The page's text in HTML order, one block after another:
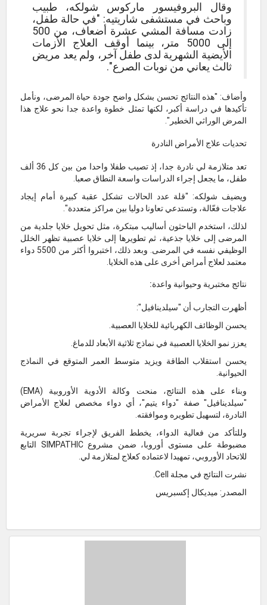
وقال البروفيسور ماركوس شولكه، طبيب
وباحث في مستشفى شاريتيه: "في حالة طفل،
زادت مسافة المشي عشرة أضعاف، من 500
إلى 5000 متر، بينما أوقف العلاج الأزمات
الأيضية الشهرية لدى طفل آخر، ولم يعد مريض
ثالث يعاني من نوبات الصرع".
وأضاف: "هذه النتائج تحسن بشكل واضح جودة حياة المرضى، ونأمل
تأكيدها في دراسة أكبر، لكنها تمثل خطوة واعدة جدا نحو علاج هذا
المرض الوراثي الخطير".
تحديات علاج الأمراض النادرة
تعد متلازمة لي نادرة جدا، إذ تصيب طفلا واحدا من بين كل 36 ألف
طفل، ما يجعل إجراء الدراسات واسعة النطاق صعبا.
ويضيف شولكه: "قلة عدد الحالات تشكل عقبة كبيرة أمام إيجاد
علاجات فعّالة، وتستدعي تعاونا دوليا بين مراكز متعددة".
لذلك، استخدم الباحثون أساليب مبتكرة، مثل تحويل خلايا جلدية من
المرضى إلى خلايا جذعية، ثم تطويرها إلى خلايا عصبية تظهر الخلل
الوظيفي نفسه في المرضى. وبعد ذلك، اختبروا أكثر من 5500 دواء
معتمد لعلاج أمراض أخرى على هذه الخلايا.
نتائج مختبرية وحيوانية واعدة:
أظهرت التجارب أن "سيلدينافيل":
يحسن الوظائف الكهربائية للخلايا العصبية.
يعزز نمو الخلايا العصبية في نماذج ثلاثية الأبعاد للدماغ.
يحسن استقلاب الطاقة ويزيد متوسط العمر المتوقع في النماذج
الحيوانية.
وبناء على هذه النتائج، منحت وكالة الأدوية الأوروبية (EMA)
"سيلدينافيل" صفة "دواء يتيم"، أي دواء مخصص لعلاج الأمراض
النادرة، لتسهيل تطويره وموافقته.
وللتأكد من فعالية الدواء، يخطط الفريق لإجراء تجربة سريرية
مضبوطة على مستوى أوروبا، ضمن مشروع SIMPATHIC التابع
للاتحاد الأوروبي، تمهيدا لاعتماده كعلاج لمتلازمة لي.
نشرت النتائج في مجلة Cell.
المصدر: ميديكال إكسبريس